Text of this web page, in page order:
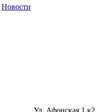
Новости
Ул. Афонская 1 к2